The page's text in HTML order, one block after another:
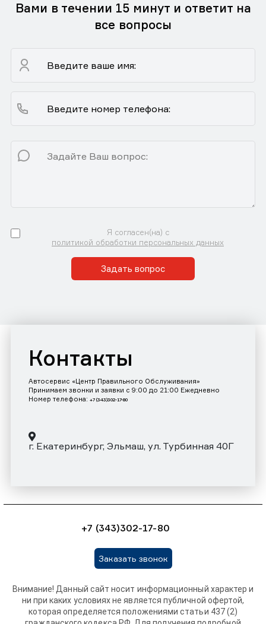
Вами в течении 15 минут и ответит на
все вопросы
Я согласен(на) с
политикой обработки персональных данных
Задать вопрос
Контакты
Автосервис «Центр Правильного Обслуживания»
Принимаем звонки и заявки с 9:00 до 21:00 Ежедневно
Номер телефона: +7 (343)302-17-80
г. Екатеринбург, Эльмаш, ул. Турбинная 40Г
+7 (343)302-17-80
Заказать звонок
Внимание! Данный сайт носит информационный характер и
ни при каких условиях не является публичной офертой,
которая определяется положениями статьи 437 (2)